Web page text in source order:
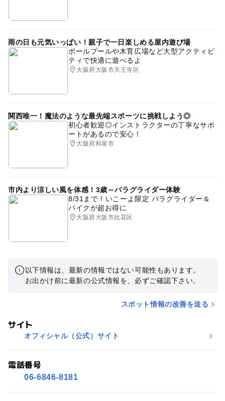
雨の日も元気いっぱい！親子で一日楽しめる屋内遊び場
ボールプールや木育広場など大型アクティビ
ティで快適に遊べるよ
大阪府大阪市天王寺区
関西唯一！魔法のような最先端スポーツに挑戦しよう◎
初心者歓迎◎インストラクターの丁寧なサポ
ートがあるので安心！
大阪府和泉市
市内より涼しい風を体感！3歳～パラグライダー体験
8/31まで！いこーよ限定 パラグライダー＆
バイクが超お得に
大阪府大阪市此花区
以下情報は、最新の情報ではない可能性もあります。
お出かけ前に最新の公式情報を、必ずご確認下さい。
スポット情報の改善を送る
サイト
オフィシャル（公式）サイト
電話番号
06-6846-8181